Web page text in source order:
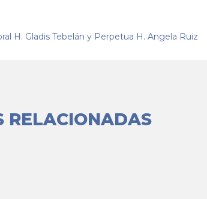
H. Gladis Tebelán y Perpetua H. Angela Ruiz
RELACIONADAS